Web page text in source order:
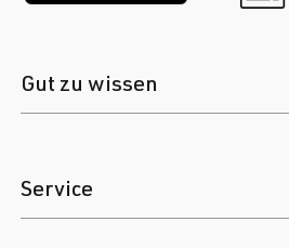
Gut zu wissen
Service